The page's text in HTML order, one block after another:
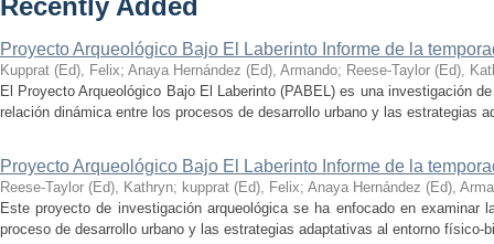
Recently Added
Proyecto Arqueológico Bajo El Laberinto Informe de la
Kupprat (Ed), Felix; Anaya Hernández (Ed), Armando; Reese-Taylor (Ed),
El Proyecto Arqueológico Bajo El Laberinto (PABEL) es una investigación
relación dinámica entre los procesos de desarrollo urbano y las estrategias
Proyecto Arqueológico Bajo El Laberinto Informe de la
Reese-Taylor (Ed), Kathryn; kupprat (Ed), Felix; Anaya Hernández (Ed),
Este proyecto de investigación arqueológica se ha enfocado en examinar
proceso de desarrollo urbano y las estrategias adaptativas al entorno físico-